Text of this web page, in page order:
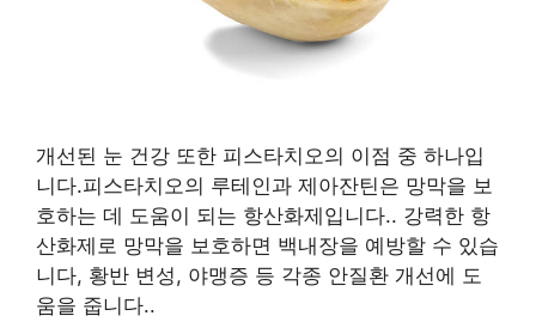
개선된 눈 건강 또한 피스타치오의 이점 중 하나입
니다.피스타치오의 루테인과 제아잔틴은 망막을 보
호하는 데 도움이 되는 항산화제입니다.. 강력한 항
산화제로 망막을 보호하면 백내장을 예방할 수 있습
니다, 황반 변성, 야맹증 등 각종 안질환 개선에 도
움을 줍니다..